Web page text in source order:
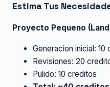
Estima Tus
Proyecto Pequeno
Generacion inicial: 10
Revisiones: 20
Pulido: 10 creditos